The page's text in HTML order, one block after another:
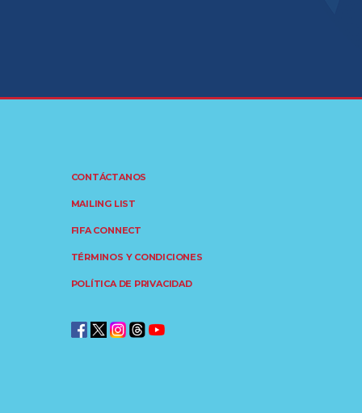
CONTÁCTANOS
MAILING LIST
FIFA CONNECT
TÉRMINOS Y CONDICIONES
POLÍTICA DE PRIVACIDAD